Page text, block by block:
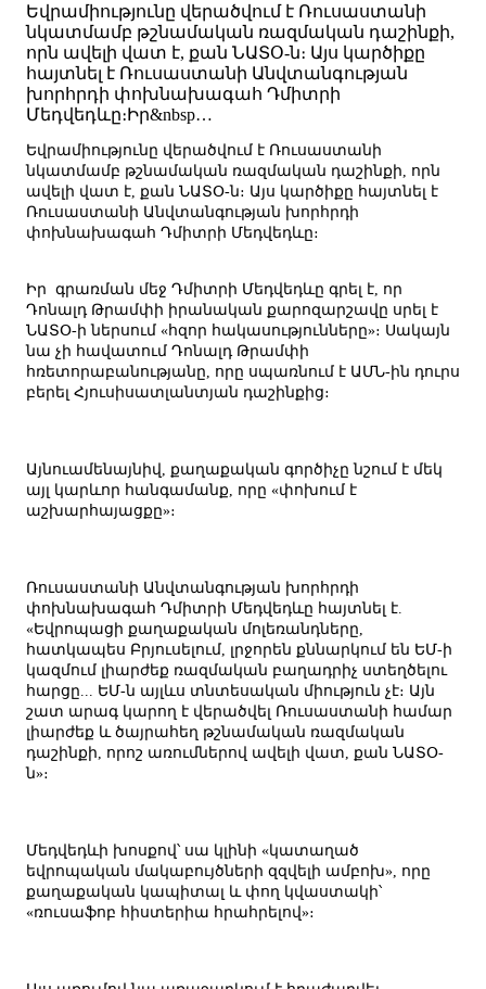
Եվրամիությունը վերածվում է Ռուսաստանի
նկատմամբ թշնամական ռազմական դաշինքի,
որն ավելի վատ է, քան ՆԱՏՕ-ն։ Այս կարծիքը
հայտնել է Ռուսաստանի Անվտանգության
խորհրդի փոխնախագահ Դմիտրի
Մեդվեդևը։Իր&nbsp…
Եվրամիությունը վերածվում է Ռուսաստանի
նկատմամբ թշնամական ռազմական դաշինքի, որն
ավելի վատ է, քան ՆԱՏՕ-ն։ Այս կարծիքը հայտնել է
Ռուսաստանի Անվտանգության խորհրդի
փոխնախագահ Դմիտրի Մեդվեդևը։
Իր գրառման մեջ Դմիտրի Մեդվեդևը գրել է, որ
Դոնալդ Թրամփի իրանական քարոզարշավը սրել է
ՆԱՏՕ-ի ներսում «հզոր հակասությունները»։ Սակայն
նա չի հավատում Դոնալդ Թրամփի
հռետորաբանությանը, որը սպառնում է ԱՄՆ-ին դուրս
բերել Հյուսիսատլանտյան դաշինքից։
Այնուամենայնիվ, քաղաքական գործիչը նշում է մեկ
այլ կարևոր հանգամանք, որը «փոխում է
աշխարհայացքը»։
Ռուսաստանի Անվտանգության խորհրդի
փոխնախագահ Դմիտրի Մեդվեդևը հայտնել է.
«Եվրոպացի քաղաքական մոլեռանդները,
հատկապես Բրյուսելում, լրջորեն քննարկում են ԵՄ-ի
կազմում լիարժեք ռազմական բաղադրիչ ստեղծելու
հարցը... ԵՄ-ն այլևս տնտեսական միություն չէ։ Այն
շատ արագ կարող է վերածվել Ռուսաստանի համար
լիարժեք և ծայրահեղ թշնամական ռազմական
դաշինքի, որոշ առումներով ավելի վատ, քան ՆԱՏՕ-
ն»։
Մեդվեդևի խոսքով՝ սա կլինի «կատաղած
եվրոպական մակաբույծների զզվելի ամբոխ», որը
քաղաքական կապիտալ և փող կվաստակի՝
«ռուսաֆոբ հիստերիա հրահրելով»։